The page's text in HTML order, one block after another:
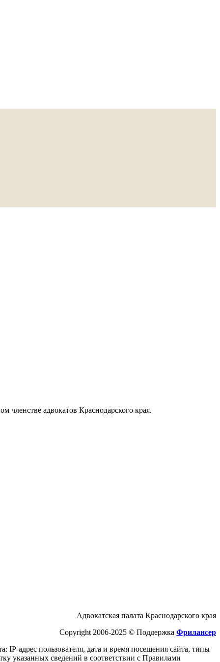
членстве адвокатов Краснодарского края.
Адвокатская палата Краснодарского края
Copyright 2006-2025 © Поддержка Фрилансер
IP-адрес пользователя, дата и время посещения cайта, типы
указанных сведений в соответствии с Правилами